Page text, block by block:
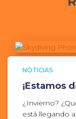
NOTICIAS
¡Estamos
¿Invierno?
está llegando